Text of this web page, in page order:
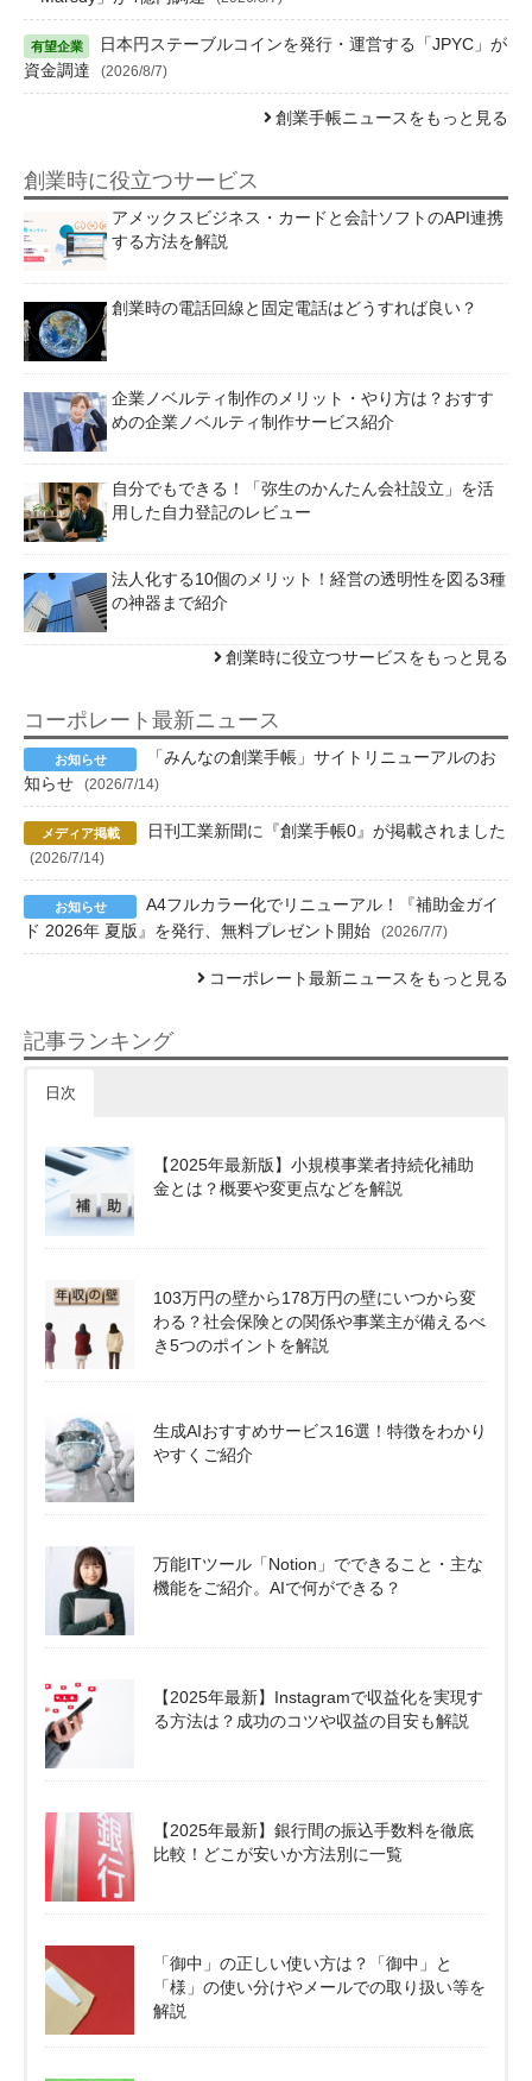
日本円ステーブルコインを発行・運営する「JPYC」が
資金調達
(2026/8/7)
創業手帳ニュースをもっと見る
創業時に役立つサービス
アメックスビジネス・カードと会計ソフトのAPI連携
する方法を解説
創業時の電話回線と固定電話はどうすれば良い？
企業ノベルティ制作のメリット・やり方は？おすす
めの企業ノベルティ制作サービス紹介
自分でもできる！「弥生のかんたん会社設立」を活
用した自力登記のレビュー
法人化する10個のメリット！経営の透明性を図る3種
の神器まで紹介
創業時に役立つサービスをもっと見る
コーポレート最新ニュース
「みんなの創業手帳」サイトリニューアルのお
知らせ
(2026/7/14)
日刊工業新聞に『創業手帳0』が掲載されました
(2026/7/14)
A4フルカラー化でリニューアル！『補助金ガイ
ド 2026年 夏版』を発行、無料プレゼント開始
(2026/7/7)
コーポレート最新ニュースをもっと見る
記事ランキング
日次
【2025年最新版】小規模事業者持続化補助
金とは？概要や変更点などを解説
103万円の壁から178万円の壁にいつから変
わる？社会保険との関係や事業主が備えるべ
き5つのポイントを解説
生成AIおすすめサービス16選！特徴をわかり
やすくご紹介
万能ITツール「Notion」でできること・主な
機能をご紹介。AIで何ができる？
【2025年最新】Instagramで収益化を実現す
る方法は？成功のコツや収益の目安も解説
【2025年最新】銀行間の振込手数料を徹底
比較！どこが安いか方法別に一覧
「御中」の正しい使い方は？「御中」と
「様」の使い分けやメールでの取り扱い等を
解説